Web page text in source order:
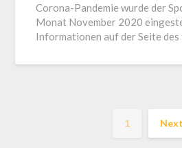
Corona-Pandemie wurde der
Monat November 2020
Informationen auf der Seite des
1 Next